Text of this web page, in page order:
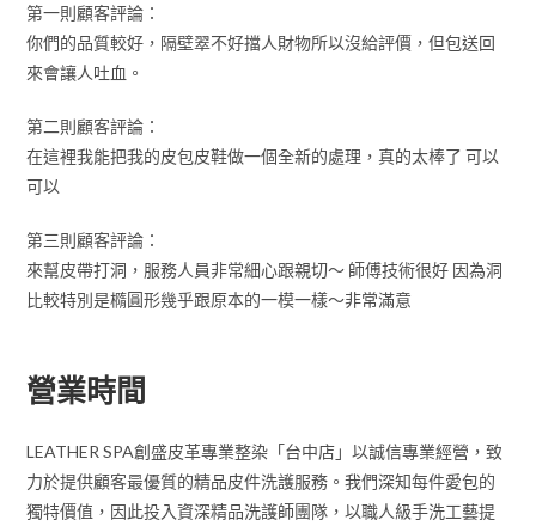
第一則顧客評論：
你們的品質較好，隔壁翠不好擋人財物所以沒給評價，但包送回
來會讓人吐血。
第二則顧客評論：
在這裡我能把我的皮包皮鞋做一個全新的處理，真的太棒了 可以
可以
第三則顧客評論：
來幫皮帶打洞，服務人員非常細心跟親切～ 師傅技術很好 因為洞
比較特別是橢圓形幾乎跟原本的一模一樣～非常滿意
營業時間
LEATHER SPA創盛皮革專業整染「台中店」以誠信專業經營，致
力於提供顧客最優質的精品皮件洗護服務。我們深知每件愛包的
獨特價值，因此投入資深精品洗護師團隊，以職人級手洗工藝提